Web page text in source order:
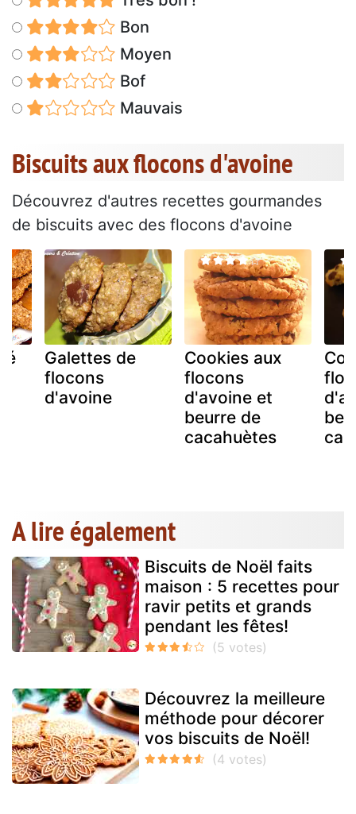
Bon
Moyen
Bof
Mauvais
Biscuits aux flocons d'avoine
Découvrez d'autres recettes gourmandes
de biscuits avec des flocons d'avoine
Galettes de
flocons
d'avoine
Cookies aux
flocons
d'avoine et
beurre de
cacahuètes
A lire également
Biscuits de Noël faits
maison : 5 recettes pour
ravir petits et grands
pendant les fêtes!
Découvrez la meilleure
méthode pour décorer
vos biscuits de Noël!